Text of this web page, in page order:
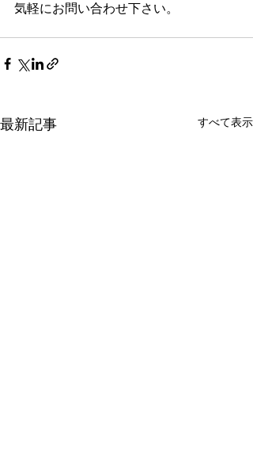
気軽にお問い合わせ下さい。
最新記事 すべて表示